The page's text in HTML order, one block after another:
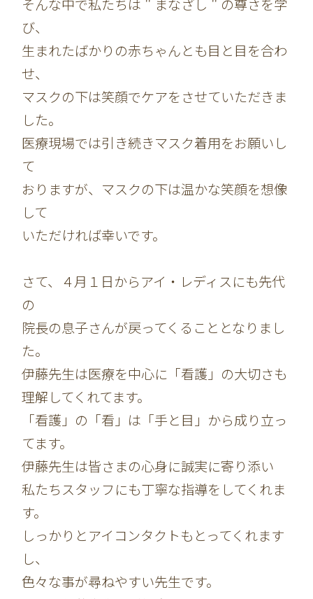
そんな中で私たちは＂まなざし＂の尊さを学
び、
生まれたばかりの赤ちゃんとも目と目を合わ
せ、
マスクの下は笑顔でケアをさせていただきま
した。
医療現場では引き続きマスク着用をお願いし
て
おりますが、マスクの下は温かな笑顔を想像
して
いただければ幸いです。
さて、４月１日からアイ・レディスにも先代
の
院長の息子さんが戻ってくることとなりまし
た。
伊藤先生は医療を中心に「看護」の大切さも
理解してくれてます。
「看護」の「看」は「手と目」から成り立っ
てます。
伊藤先生は皆さまの心身に誠実に寄り添い
私たちスタッフにも丁寧な指導をしてくれま
す。
しっかりとアイコンタクトもとってくれます
し、
色々な事が尋ねやすい先生です。